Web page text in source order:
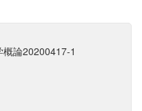
概論20200417-1